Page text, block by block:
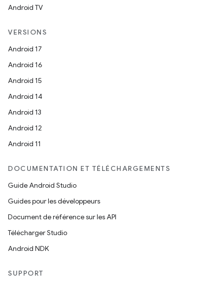
Android TV
VERSIONS
Android 17
Android 16
Android 15
Android 14
Android 13
Android 12
Android 11
DOCUMENTATION ET TÉLÉCHARGEMENTS
Guide Android Studio
Guides pour les développeurs
Document de référence sur les API
Télécharger Studio
Android NDK
SUPPORT